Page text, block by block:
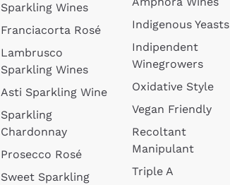
Sparkling Wines
Franciacorta Rosé
Lambrusco
Sparkling Wines
Asti Sparkling Wine
Sparkling
Chardonnay
Prosecco Rosé
Sweet Sparkling
Indigenous Yeasts
Indipendent
Winegrowers
Oxidative Style
Vegan Friendly
Recoltant
Manipulant
Triple A